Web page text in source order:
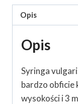
Opis
Opis
Syringa
bardzo obficie
wysokości i 3